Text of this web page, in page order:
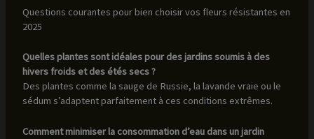
Questions courantes pour bien choisir vos fleurs résistantes en
2025
Quelles plantes sont idéales pour des jardins soumis à des
hivers froids et des étés secs ?
Des plantes comme la sauge de Russie, la lavande vraie ou le
sédum s’adaptent parfaitement à ces conditions extrêmes.
Comment minimiser la consommation d’eau dans un jardin